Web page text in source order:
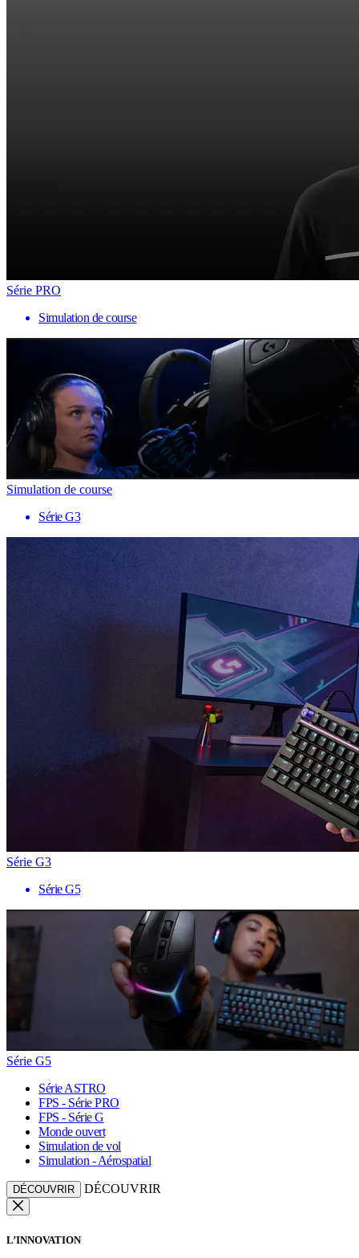
Série PRO
Simulation de course
Simulation de course
Série G3
Série G3
Série G5
Série G5
Série ASTRO
FPS - Série PRO
FPS - Série G
Monde ouvert
Simulation de vol
Simulation - Aérospatial
DÉCOUVRIR DÉCOUVRIR
L’INNOVATION